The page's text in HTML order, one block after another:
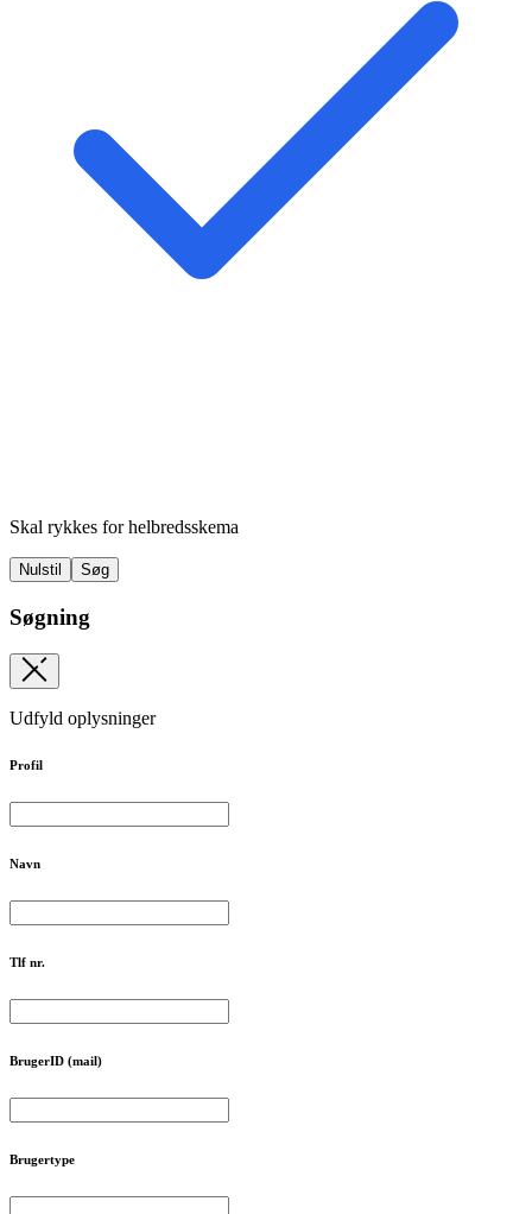
Skal rykkes for helbredsskema
Nulstil Søg
Søgning
Udfyld oplysninger
Profil
Navn
Tlf nr.
BrugerID (mail)
Brugertype